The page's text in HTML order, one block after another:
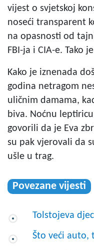
vijest o svjetskoj
noseći transparent
na opasnosti od
FBI-ja i CIA-e. Tako
Kako je iznenada
godina netragom
uličnim damama,
biva. Noćnu
govorili da je Eva
su pak vjerovali da
ušle u trag.
Povezane vijesti
Tolstojeva
Što veći auto,